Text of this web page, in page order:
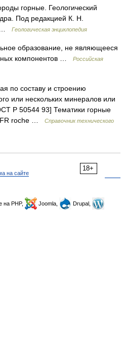
горные. Геологический
Под редакцией К. Н.
…
Геологическая энциклопедия
образование, не являющееся
компонентов …
Российская
по составу и строению
или нескольких минералов или
Р 50544 93] Тематики горные
FR roche …
Справочник технического
18+
на сайте
на PHP, Joomla,
Drupal,